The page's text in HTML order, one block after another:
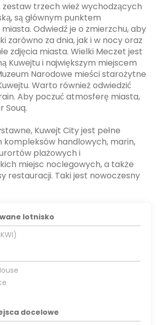
zestaw trzech wież wychodzących
są głównym punktem
Odwiedź je o zmierzchu, aby
zarówno za dnia, jak i w nocy oraz
zdjęcia miasta. Wielki Meczet jest
Kuwejtu i największym miejscem
Narodowe mieści starożytne
Warto również odwiedzić
Aby poczuć atmosferę miasta,
Souq.
Kuwejt City jest pełne
kompleksów handlowych, marin,
plażowych i
miejsc noclegowych, a także
restauracji. Taki jest nowoczesny
lotnisko
docelowe